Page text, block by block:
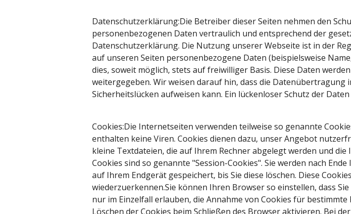
Datenschutzerklärung:Die Betreiber dieser Seiten nehmen den
personenbezogenen Daten vertraulich und entsprechend der
Datenschutzerklärung. Die Nutzung unserer Webseite ist in der
auf unseren Seiten personenbezogene Daten (beispielsweise
dies, soweit möglich, stets auf freiwilliger Basis. Diese Daten
weitergegeben. Wir weisen darauf hin, dass die Datenübertragung
Sicherheitslücken aufweisen kann. Ein lückenloser Schutz der
Cookies:Die Internetseiten verwenden teilweise so genannte
enthalten keine Viren. Cookies dienen dazu, unser Angebot
kleine Textdateien, die auf Ihrem Rechner abgelegt werden und
Cookies sind so genannte "Session-Cookies". Sie werden nach
auf Ihrem Endgerät gespeichert, bis Sie diese löschen. Diese
wiederzuerkennen.Sie können Ihren Browser so einstellen, dass
nur im Einzelfall erlauben, die Annahme von Cookies für
Löschen der Cookies beim Schließen des Browser aktivieren. Bei